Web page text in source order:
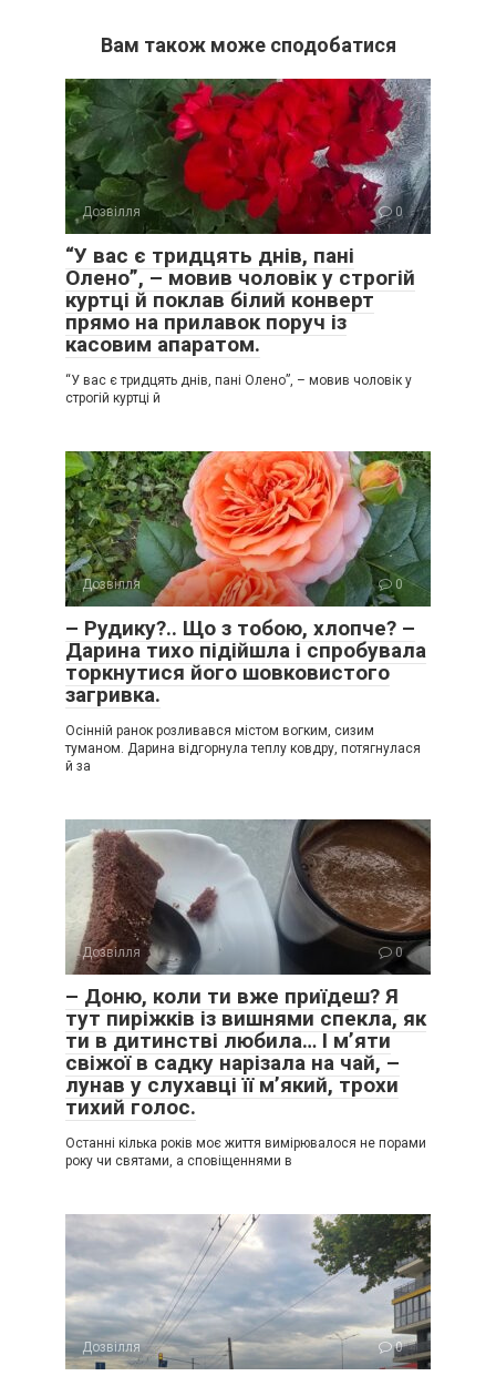
Вам також може сподобатися
Дозвілля 0
“У вас є тридцять днів, пані
Олено”, – мовив чоловік у строгій
куртці й поклав білий конверт
прямо на прилавок поруч із
касовим апаратом.
“У вас є тридцять днів, пані Олено”, – мовив чоловік у
строгій куртці й
Дозвілля 0
– Рудику?.. Що з тобою, хлопче? –
Дарина тихо підійшла і спробувала
торкнутися його шовковистого
загривка.
Осінній ранок розливався містом вогким, сизим
туманом. Дарина відгорнула теплу ковдру, потягнулася
й за
Дозвілля 0
– Доню, коли ти вже приїдеш? Я
тут пиріжків із вишнями спекла, як
ти в дитинстві любила… І м’яти
свіжої в садку нарізала на чай, –
лунав у слухавці її м’який, трохи
тихий голос.
Останні кілька років моє життя вимірювалося не порами
року чи святами, а сповіщеннями в
Дозвілля 0